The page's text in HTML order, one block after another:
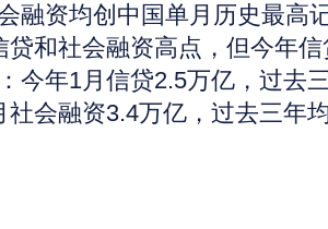
融资均创中国单月历史最高
贷和社会融资高点，但今年
今年1月信贷2.5万亿，过去
社会融资3.4万亿，过去三年